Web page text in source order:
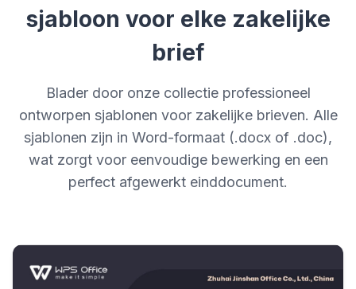
sjabloon voor elke zakelijke
brief
Blader door onze collectie professioneel
ontworpen sjablonen voor zakelijke brieven. Alle
sjablonen zijn in Word-formaat (.docx of .doc),
wat zorgt voor eenvoudige bewerking en een
perfect afgewerkt einddocument.